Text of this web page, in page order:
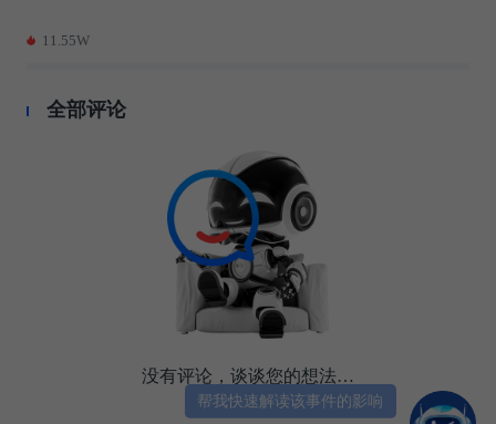
11.55W
全部评论
没有评论，谈谈您的想法…
帮我快速解读该事件的影响